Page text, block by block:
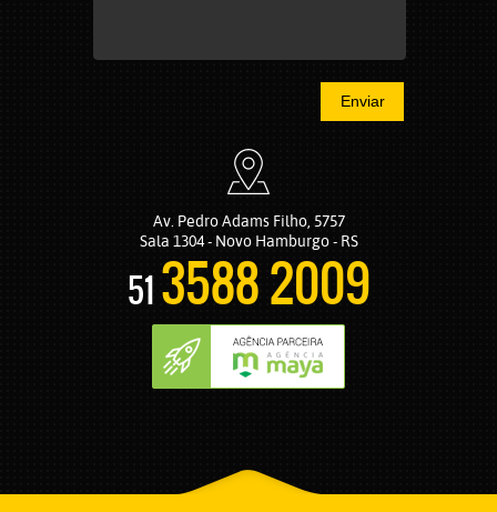
Enviar
Av. Pedro Adams Filho, 5757
Sala 1304 - Novo Hamburgo - RS
513588 2009